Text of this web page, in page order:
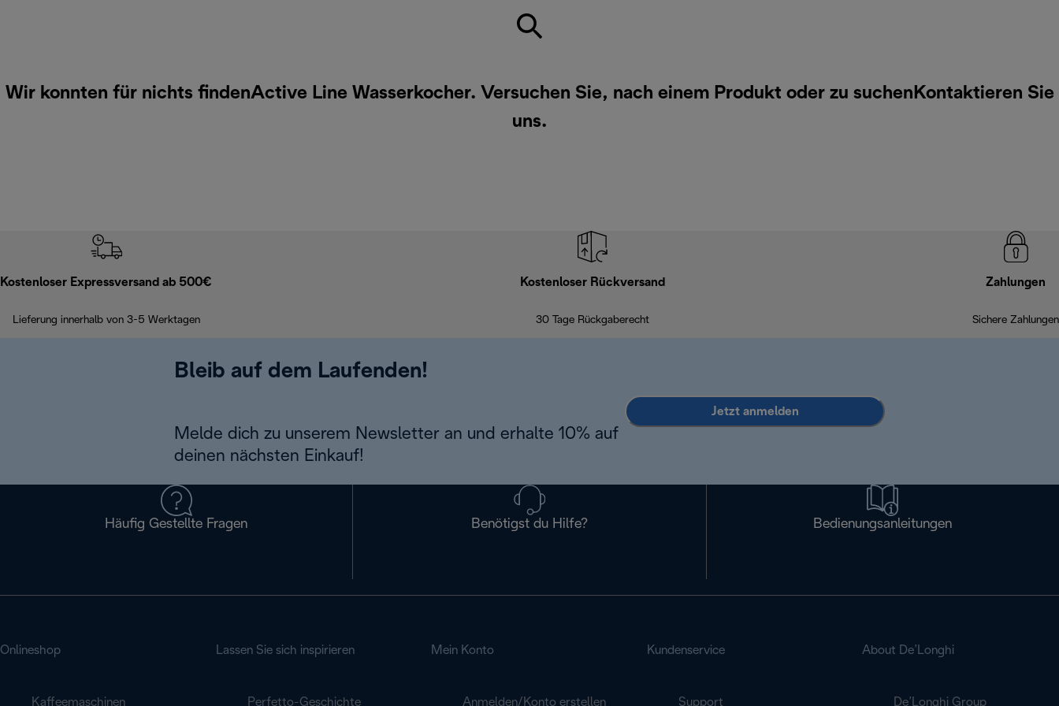
Wir konnten für nichts findenActive Line Wasserkocher. Versuchen Sie, nach einem Produkt oder zu suchen Kontaktieren Sie
uns.
Kostenloser Expressversand ab 500€
Lieferung innerhalb von 3-5 Werktagen
Kostenloser Rückversand
30 Tage Rückgaberecht
Zahlungen
Sichere Zahlungen
Bleib auf dem Laufenden!
Melde dich zu unserem Newsletter an und erhalte 10% auf
deinen nächsten Einkauf!
Jetzt anmelden
Häufig Gestellte Fragen Benötigst du Hilfe? Bedienungsanleitungen
Onlineshop
Kaffeemaschinen
Lassen Sie sich inspirieren
Perfetto-Geschichte
Mein Konto
Anmelden/Konto erstellen
Kundenservice
Support
About De’Longhi
De’Longhi Group